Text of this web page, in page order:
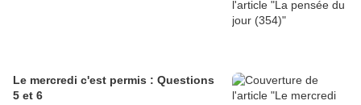
Le mercredi c'est permis : Questions
5 et 6